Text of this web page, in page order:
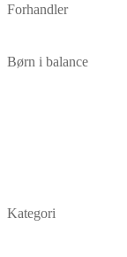
Forhandler
Børn i balance
Kategori